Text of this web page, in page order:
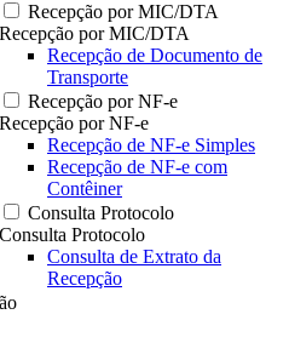
Recepção por MIC/DTA
Recepção por MIC/DTA
Recepção de Documento de
Transporte
Recepção por NF-e
Recepção por NF-e
Recepção de NF-e Simples
Recepção de NF-e com
Contêiner
Consulta Protocolo
Consulta Protocolo
Consulta de Extrato da
Recepção